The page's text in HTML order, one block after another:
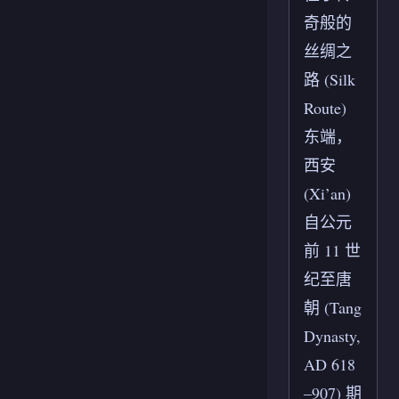
奇般的
丝绸之
路 (Silk
Route)
东端，
西安
(Xi’an)
自公元
前 11 世
纪至唐
朝 (Tang
Dynasty,
AD 618
–907) 期